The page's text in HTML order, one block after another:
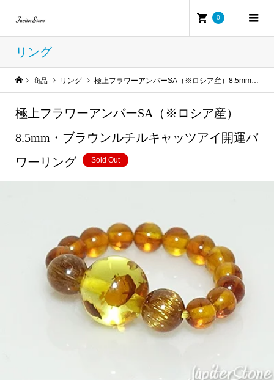
0
リング
商品 リング 極上フラワーアンバーSA（※ロシア産）8.5mm・ブラウンルチルキャッツアイ開運パワーリング
極上フラワーアンバーSA（※ロシア産）
8.5mm・ブラウンルチルキャッツアイ開運パ
ワーリング
Sold Out